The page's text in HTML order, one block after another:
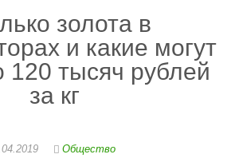
золота в
и какие могут
120 тысяч рублей
за кг
Общество